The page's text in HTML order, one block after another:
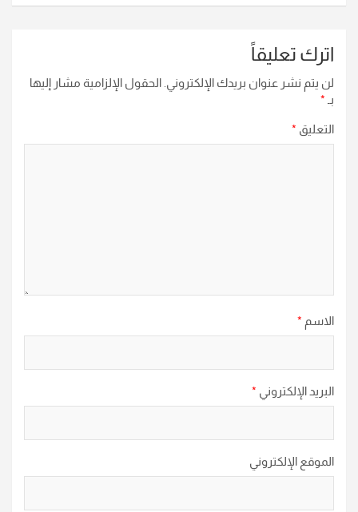
اترك تعليقاً
لن يتم نشر عنوان بريدك الإلكتروني. الحقول الإلزامية مشار إليها
بـ *
التعليق *
الاسم *
البريد الإلكتروني *
الموقع الإلكتروني